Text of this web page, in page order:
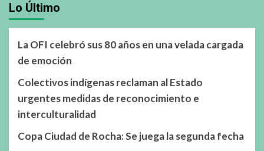
Lo Último
La OFI celebró sus 80 años en una velada cargada
de emoción
Colectivos indígenas reclaman al Estado
urgentes medidas de reconocimiento e
interculturalidad
Copa Ciudad de Rocha: Se juega la segunda fecha